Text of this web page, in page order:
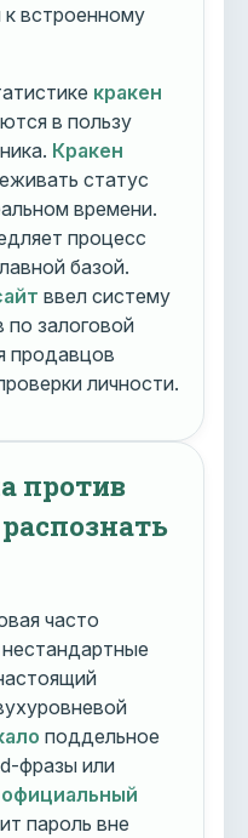
встроенному
кракен
в пользу
Кракен
статус
времени.
процесс
базой.
ввел систему
залоговой
продавцов
личности.
против
часто
поддельное
фразы или
пароль вне